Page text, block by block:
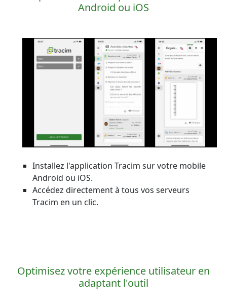
Android ou iOS
Installez l'application Tracim sur votre mobile
Android ou iOS.
Accédez directement à tous vos serveurs
Tracim en un clic.
Optimisez votre expérience utilisateur en
adaptant l'outil